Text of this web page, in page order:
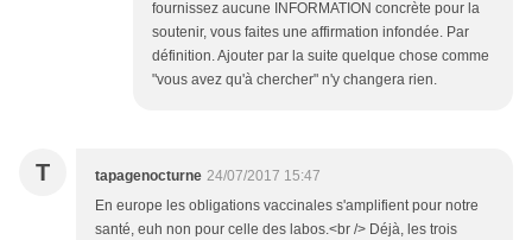
fournissez aucune INFORMATION concrète pour la
soutenir, vous faites une affirmation infondée. Par
définition. Ajouter par la suite quelque chose comme
"vous avez qu'à chercher" n'y changera rien.
T tapagenocturne 24/07/2017 15:47
En europe les obligations vaccinales s'amplifient pour notre
santé, euh non pour celle des labos.<br /> Déjà, les trois